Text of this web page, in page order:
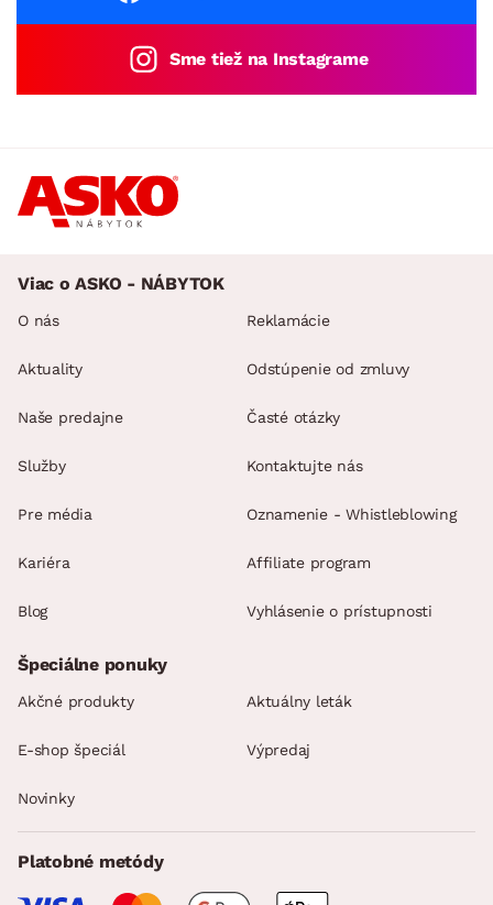
Sme tiež na Instagrame
Viac o ASKO - NÁBYTOK
O nás
Aktuality
Naše predajne
Služby
Pre média
Kariéra
Blog
Reklamácie
Odstúpenie od zmluvy
Časté otázky
Kontaktujte nás
Oznamenie - Whistleblowing
Affiliate program
Vyhlásenie o prístupnosti
Špeciálne ponuky
Akčné produkty Aktuálny leták
E-shop špeciál Výpredaj
Novinky
Platobné metódy